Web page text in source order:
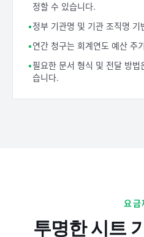
정할 수 있습니다.
•정부 기관명 및 기관 조직명 기
•연간 청구는 회계연도 예산 주
•필요한 문서 형식 및 전달 방법
습니다.
요금
투명한 시트